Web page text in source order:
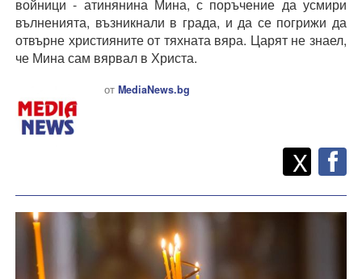
войници - атинянина Мина, с поръчение да усмири
вълненията, възникнали в града, и да се погрижи да
отвърне християните от тяхната вяра. Царят не знаел,
че Мина сам вярвал в Христа.
от MediaNews.bg
Споделете
X